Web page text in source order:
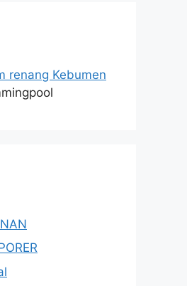
renang Kebumen